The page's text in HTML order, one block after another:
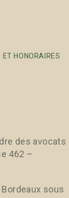
ET HONORAIRES
des avocats
462 –
sous